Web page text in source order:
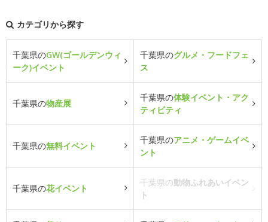
カテゴリから探す
千葉県のGW(ゴールデンウィ
ーク)イベント
千葉県のグルメ・フードフェ
ス
千葉県の物産展
千葉県の体験イベント・アク
ティビティ
千葉県の無料イベント
千葉県のアニメ・ゲームイベ
ント
千葉県の花イベント
千葉県の動物ふれあいイベン
ト